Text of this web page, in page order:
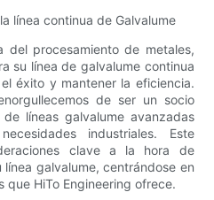
línea continua de Galvalume
del procesamiento de metales,
su línea de galvalume continua
éxito y mantener la eficiencia.
de ser un socio
líneas galvalume avanzadas
industriales. Este
clave a la hora de
galvalume, centrándose en
que HiTo Engineering ofrece.